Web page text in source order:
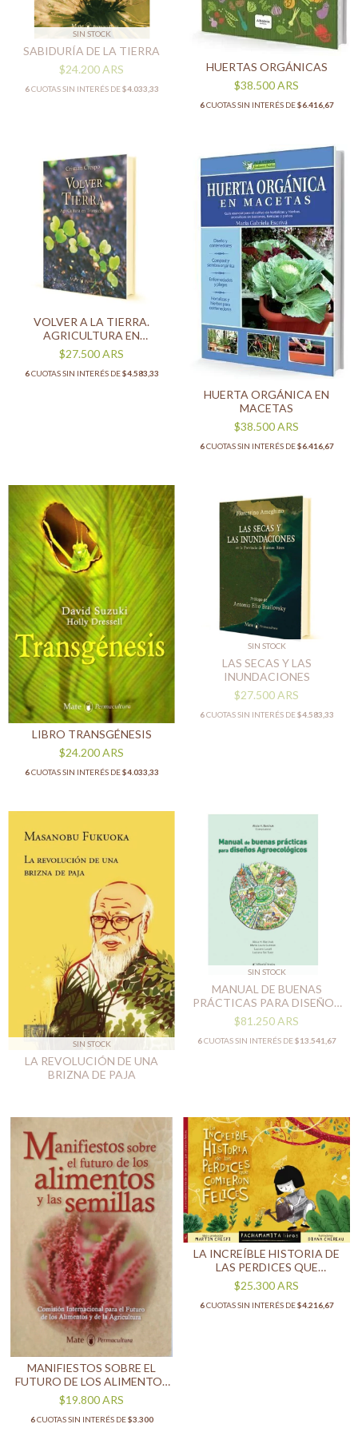
SIN STOCK
SABIDURÍA DE LA TIERRA
$24.200ARS
6CUOTAS SIN INTERÉS DE$4.033,33
HUERTAS ORGÁNICAS
$38.500ARS
6CUOTAS SIN INTERÉS DE$6.416,67
VOLVER A LA TIERRA.
AGRICULTURA EN
TRANSICIÓN
$27.500ARS
6CUOTAS SIN INTERÉS DE$4.583,33
HUERTA ORGÁNICA EN
MACETAS
$38.500ARS
6CUOTAS SIN INTERÉS DE$6.416,67
LIBRO TRANSGÉNESIS
$24.200ARS
6CUOTAS SIN INTERÉS DE$4.033,33
SIN STOCK
LAS SECAS Y LAS
INUNDACIONES
$27.500ARS
6CUOTAS SIN INTERÉS DE$4.583,33
SIN STOCK
LA REVOLUCIÓN DE UNA
BRIZNA DE PAJA
SIN STOCK
MANUAL DE BUENAS
PRÁCTICAS PARA DISEÑOS
AGROECOLÓGICOS
$81.250ARS
6CUOTAS SIN INTERÉS DE$13.541,67
MANIFIESTOS SOBRE EL
FUTURO DE LOS ALIMENTOS
Y LAS SEMILLAS
$19.800ARS
6CUOTAS SIN INTERÉS DE$3.300
LA INCREÍBLE HISTORIA DE
LAS PERDICES QUE
COMIERON FELICES
$25.300ARS
6CUOTAS SIN INTERÉS DE$4.216,67